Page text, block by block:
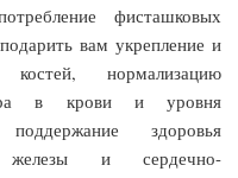
фисташковых
вам укрепление и
костей, нормализацию
в крови и уровня
поддержание здоровья
железы и сердечно-